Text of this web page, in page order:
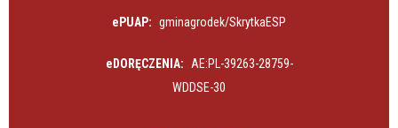
ePUAP: gminagrodek/SkrytkaESP
eDORĘCZENIA:
AE:PL-39263-28759-
WDDSE-30